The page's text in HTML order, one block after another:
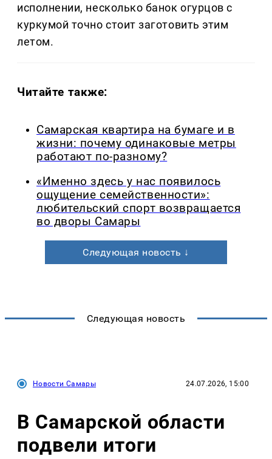
исполнении, несколько банок огурцов с
куркумой точно стоит заготовить этим
летом.
Читайте также:
Самарская квартира на бумаге и в
жизни: почему одинаковые метры
работают по-разному?
«Именно здесь у нас появилось
ощущение семейственности»:
любительский спорт возвращается
во дворы Самары
Следующая новость ↓
Следующая новость
Новости Самары 24.07.2026, 15:00
В Самарской области
подвели итоги